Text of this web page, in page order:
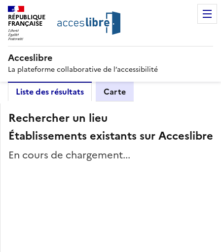
RÉPUBLIQUE
FRANÇAISE
Acceslibre
La plateforme collaborative de l’accessibilité
Liste des résultats Carte
Rechercher un lieu
Établissements existants sur Acceslibre
En cours de chargement...